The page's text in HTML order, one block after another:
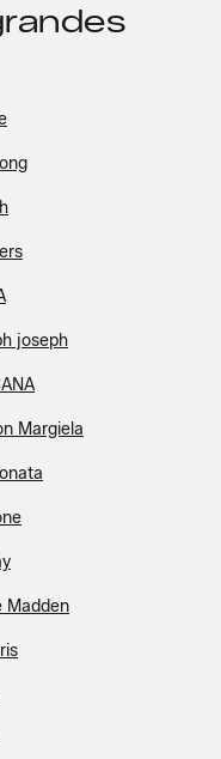
joseph
Margiela
Madden